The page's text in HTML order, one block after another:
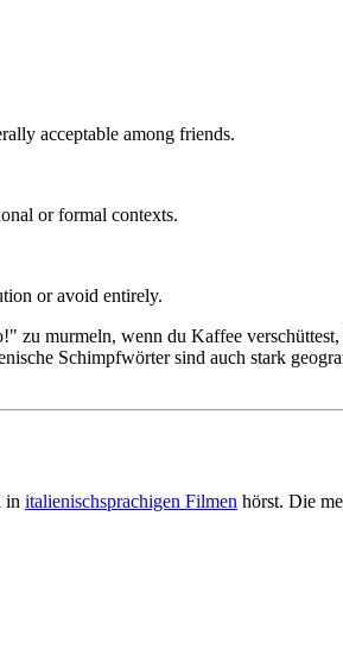
acceptable among friends.
or formal contexts.
or avoid entirely.
zu murmeln, wenn du Kaffee
Schimpfwörter sind auch stark
in italienischsprachigen Filmen hörst. Die